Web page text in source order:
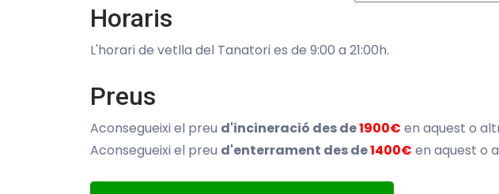
Horaris
L'horari de vetlla del Tanatori es de 9:00 a 21:00h.
Preus
Aconsegueixi el preu d'incineració des de1900€ en aquest o
Aconsegueixi el preu d'enterrament des de1400€ en aquest o